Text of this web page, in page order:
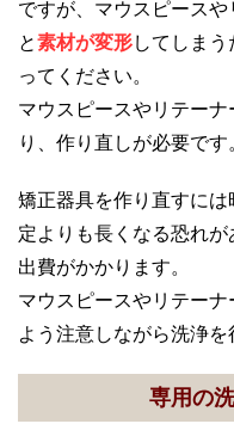
ですが、マウスピース
と素材が変形してしま
ってください。
マウスピースやリテー
り、作り直しが必要です。
矯正器具を作り直すに
定よりも長くなる恐れ
出費がかかります。
マウスピースやリテー
よう注意しながら洗浄を
専用の